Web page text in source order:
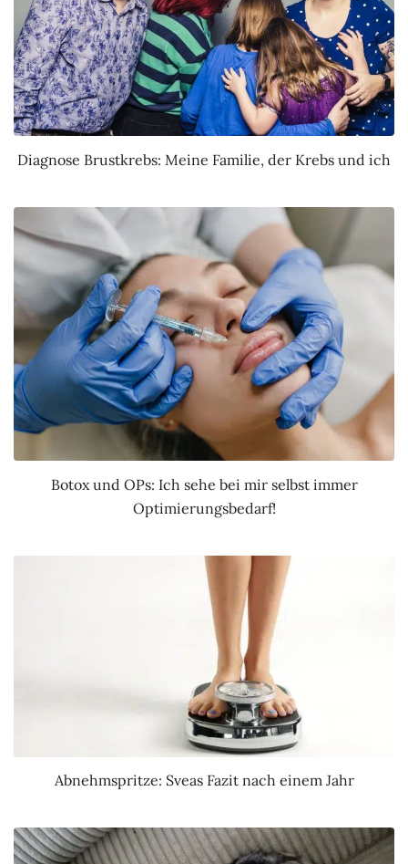
Diagnose Brustkrebs: Meine Familie, der Krebs und ich
Botox und OPs: Ich sehe bei mir selbst immer
Optimierungsbedarf!
Abnehmspritze: Sveas Fazit nach einem Jahr